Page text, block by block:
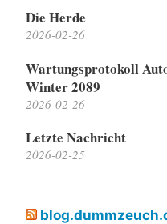
Die Herde
2026-02-26
Wartungsprotokoll
Winter 2089
2026-02-26
Letzte Nachricht
2026-02-25